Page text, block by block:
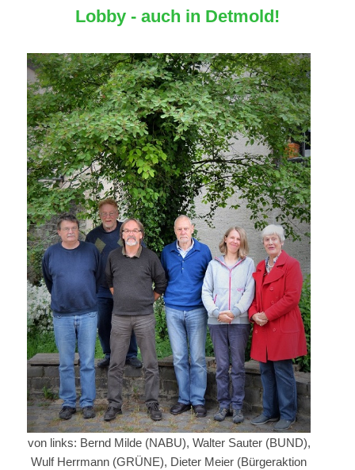
Lobby - auch in Detmold!
von links: Bernd Milde (NABU), Walter Sauter (BUND),
Wulf Herrmann (GRÜNE), Dieter Meier (Bürgeraktion